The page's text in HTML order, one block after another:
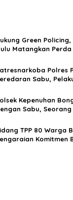
Green
Matangkan
Polres
Sabu,
Kepenuhan
Sabu,
TPP 80 Warga
Komitmen